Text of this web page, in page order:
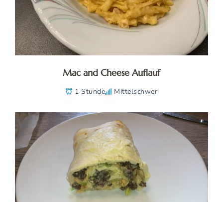
Mac and Cheese Auflauf
1 Stunde Mittelschwer